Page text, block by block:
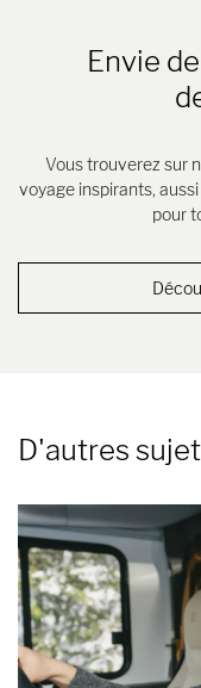
Envie
Vous trouverez sur
voyage inspirants,
pour
D'autres